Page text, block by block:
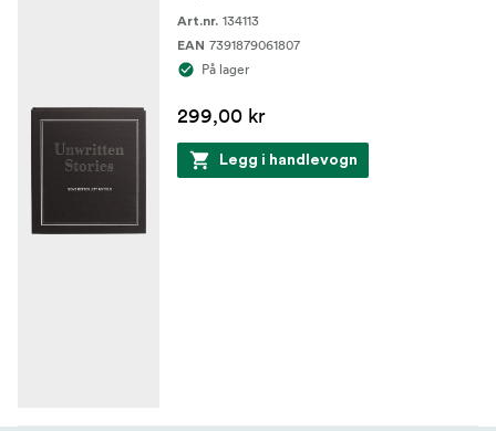
Art.nr. 134113
EAN 7391879061807
På lager
299,00 kr
Legg i handlevogn